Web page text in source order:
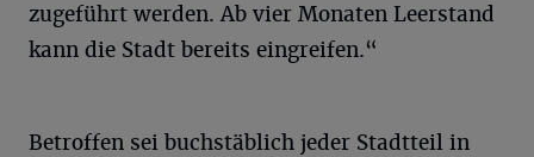
zugeführt werden. Ab vier Monaten Leerstand
kann die Stadt bereits eingreifen.“
Betroffen sei buchstäblich jeder Stadtteil in